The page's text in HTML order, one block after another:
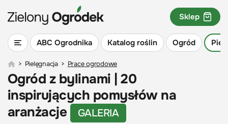
ABC Ogrodnika Katalog roślin Ogród
Sklep
> Pielęgnacja > Prace ogrodowe
Ogród z bylinami | 20
inspirujących pomysłów na
aranżacje
GALERIA